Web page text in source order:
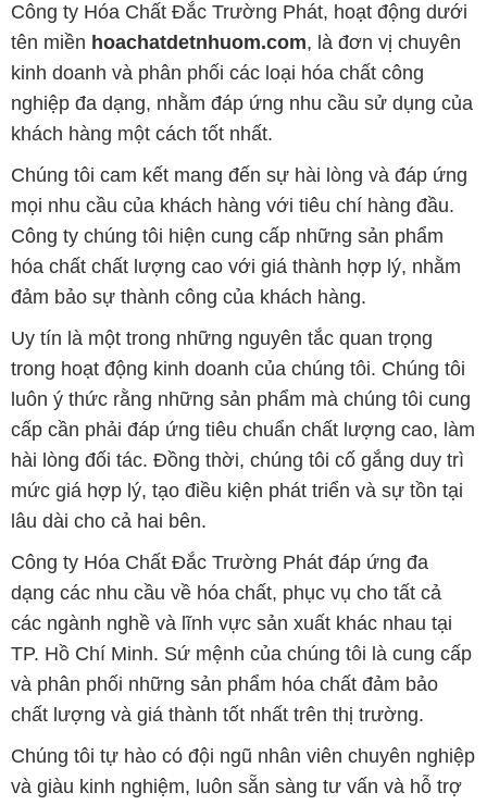
Công ty Hóa Chất Đắc Trường Phát, hoạt động dưới
tên miền hoachatdetnhuom.com, là đơn vị chuyên
kinh doanh và phân phối các loại hóa chất công
nghiệp đa dạng, nhằm đáp ứng nhu cầu sử dụng của
khách hàng một cách tốt nhất.
Chúng tôi cam kết mang đến sự hài lòng và đáp ứng
mọi nhu cầu của khách hàng với tiêu chí hàng đầu.
Công ty chúng tôi hiện cung cấp những sản phẩm
hóa chất chất lượng cao với giá thành hợp lý, nhằm
đảm bảo sự thành công của khách hàng.
Uy tín là một trong những nguyên tắc quan trọng
trong hoạt động kinh doanh của chúng tôi. Chúng tôi
luôn ý thức rằng những sản phẩm mà chúng tôi cung
cấp cần phải đáp ứng tiêu chuẩn chất lượng cao, làm
hài lòng đối tác. Đồng thời, chúng tôi cố gắng duy trì
mức giá hợp lý, tạo điều kiện phát triển và sự tồn tại
lâu dài cho cả hai bên.
Công ty Hóa Chất Đắc Trường Phát đáp ứng đa
dạng các nhu cầu về hóa chất, phục vụ cho tất cả
các ngành nghề và lĩnh vực sản xuất khác nhau tại
TP. Hồ Chí Minh. Sứ mệnh của chúng tôi là cung cấp
và phân phối những sản phẩm hóa chất đảm bảo
chất lượng và giá thành tốt nhất trên thị trường.
Chúng tôi tự hào có đội ngũ nhân viên chuyên nghiệp
và giàu kinh nghiệm, luôn sẵn sàng tư vấn và hỗ trợ